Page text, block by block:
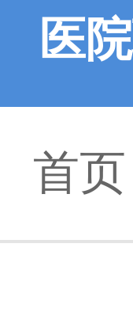
医
首页